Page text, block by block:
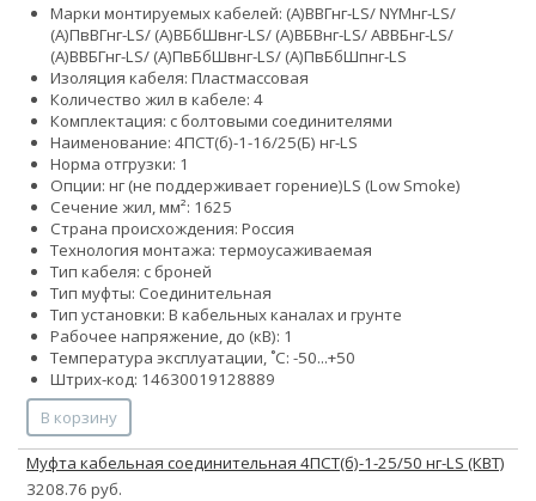
Марки монтируемых кабелей: (А)ВВГнг-LS/ NYMнг-LS/
(А)ПвВГнг-LS/ (А)ВБбШвнг-LS/ (А)ВБВнг-LS/ АВВБнг-LS/
(А)ВВБГнг-LS/ (А)ПвБбШвнг-LS/ (А)ПвБбШпнг-LS
Изоляция кабеля: Пластмассовая
Количество жил в кабеле: 4
Комплектация: с болтовыми соединителями
Наименование: 4ПСТ(б)-1-16/25(Б) нг-LS
Норма отгрузки: 1
Опции: нг (не поддерживает горение)LS (Low Smoke)
Сечение жил, мм²: 1625
Страна происхождения: Россия
Технология монтажа: термоусаживаемая
Тип кабеля: с броней
Тип муфты: Соединительная
Тип установки: В кабельных каналах и грунте
Рабочее напряжение, до (кВ): 1
Температура эксплуатации, ˚С: -50...+50
Штрих-код: 14630019128889
В корзину
Муфта кабельная соединительная 4ПСТ(б)-1-25/50 нг-LS (КВТ)
3208.76 руб.